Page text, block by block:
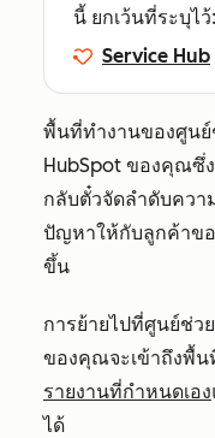
นี้ ยกเว้นที่ระบุไว้:
Service Hub
พื้นที่ทำงานของศูนย์
HubSpot ของคุณ
กลับตั๋วจัดลำดับควา
ปัญหาให้กับลูกค้าข
ขึ้น
การย้ายไปที่ศูนย์ช่ว
ของคุณจะเข้าถึงพื้น
รายงานที่กำหนดเอง
ได้